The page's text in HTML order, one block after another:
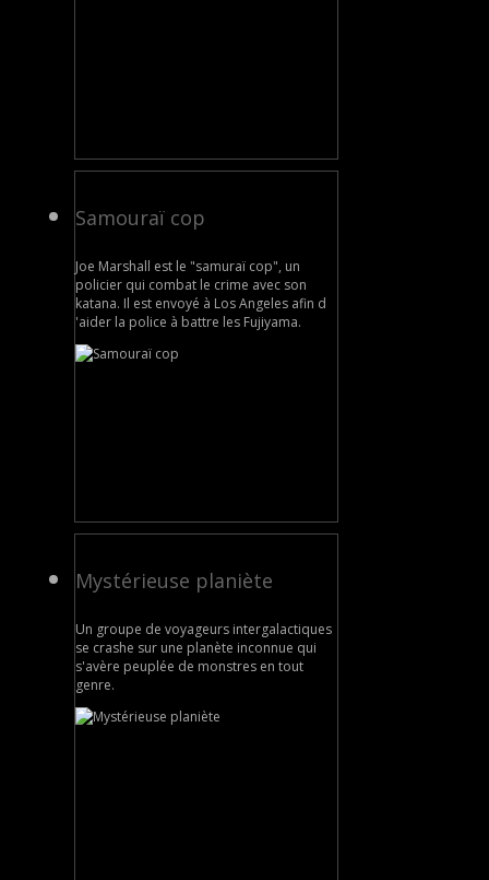
Samouraï cop
Joe Marshall est le "samuraï cop", un
policier qui combat le crime avec son
katana. Il est envoyé à Los Angeles afin d
'aider la police à battre les Fujiyama.
Mystérieuse planiète
Un groupe de voyageurs intergalactiques
se crashe sur une planète inconnue qui
s'avère peuplée de monstres en tout
genre.